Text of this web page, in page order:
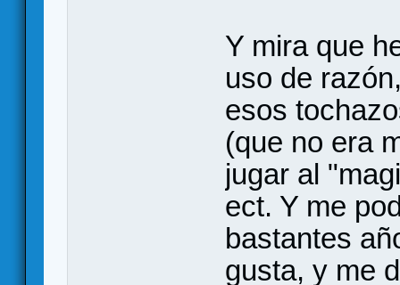
Y mira que
uso de
esos
(que no era
jugar al
ect. Y me
bastantes
gusta, y me